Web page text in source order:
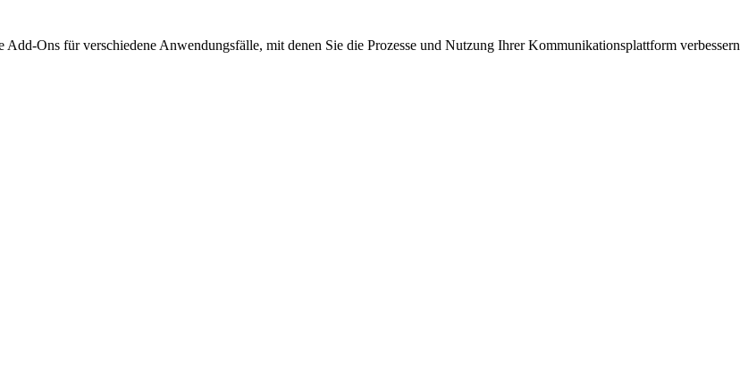
Ons für verschiedene Anwendungsfälle, mit denen Sie die Prozesse und Nutzung Ihrer Kommunikationsplattform